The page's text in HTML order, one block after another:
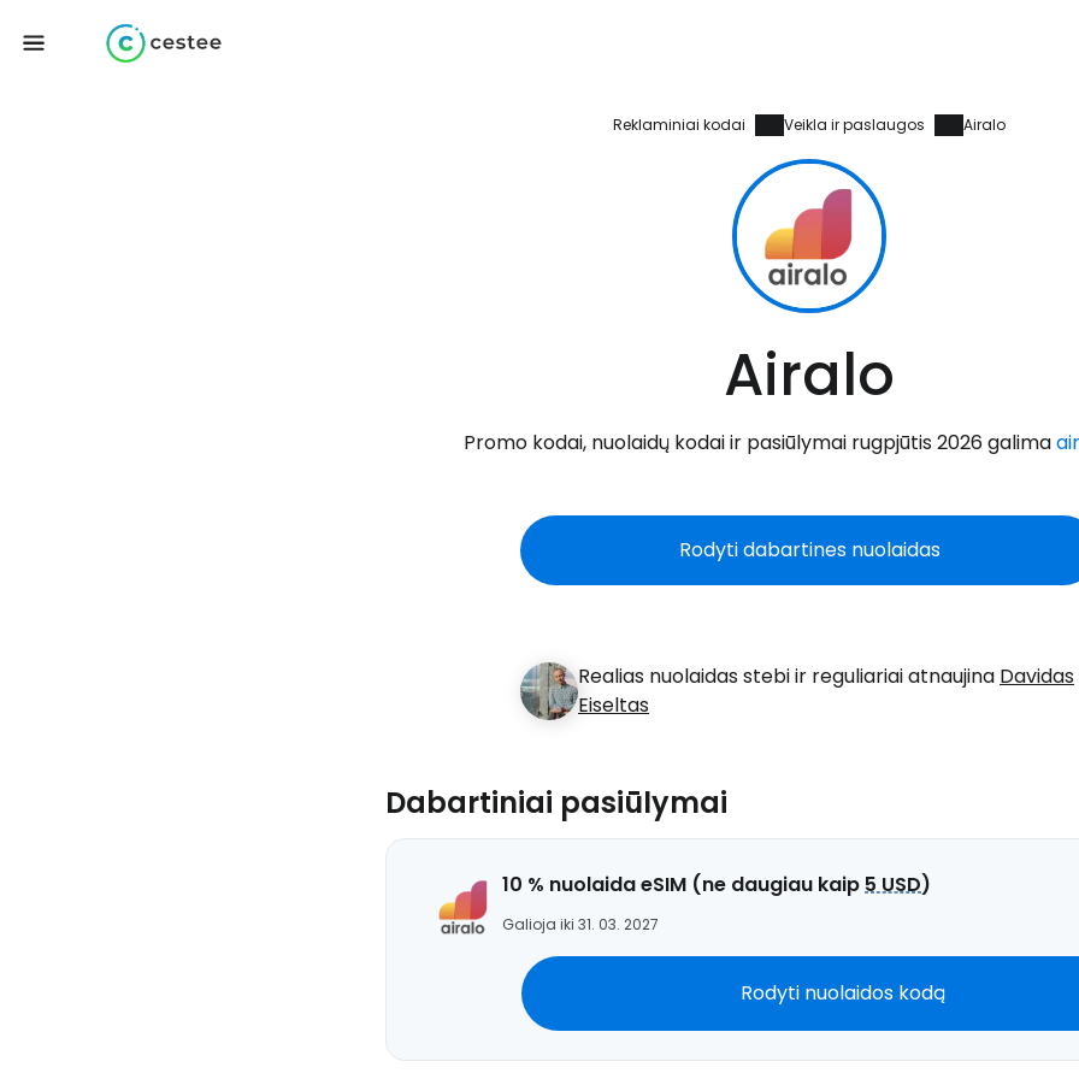
Reklaminiai kodai Veikla ir paslaugos Airalo
Airalo
Promo kodai, nuolaidų kodai ir pasiūlymai rugpjūtis 2026 galima
Rodyti dabartines nuolaidas
Realias nuolaidas stebi ir reguliariai atnaujina Davidas
Eiseltas
Dabartiniai pasiūlymai
10 % nuolaida eSIM (ne daugiau kaip5 USD)
Galioja iki 31. 03. 2027
Rodyti nuolaidos kodą